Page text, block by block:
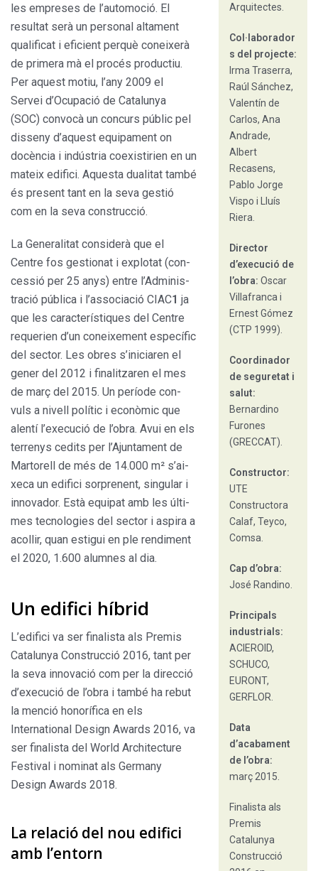
Arquitectes.
Col·laborador
s del projecte:
Irma Traserra,
Raúl Sánchez,
Valentín de
Carlos, Ana
Andrade,
Albert
Recasens,
Pablo Jorge
Vispo i Lluís
Riera.
Director
d’execució de
l’obra: Oscar
Villafranca i
Ernest Gómez
(CTP 1999).
Coordinador
de seguretat i
salut:
Bernardino
Furones
(GRECCAT).
Constructor:
UTE
Constructora
Calaf, Teyco,
Comsa.
Cap d’obra:
José Randino.
Principals
industrials:
ACIEROID,
SCHUCO,
EURONT,
GERFLOR.
Data
d’acabament
de l’obra:
març 2015.
Finalista als
Premis
Catalunya
Construcció
les empreses de l’automoció. El
resultat serà un personal altament
qualificat i eficient perquè coneixerà
de primera mà el procés produc­tiu.
Per aquest motiu, l’any 2009 el
Servei d’Ocupació de Catalunya
(SOC) convocà un concurs públic pel
disseny d’aquest equipament on
docència i indústria coexistirien en un
mateix edifici. Aquesta duali­tat també
és present tant en la seva gestió
com en la seva construcció.
La Generalitat considerà que el
Centre fos gestionat i explotat (con­
cessió per 25 anys) entre l’Adminis­
tració pública i l’associació CIAC1 ja
que les característiques del Centre
requerien d’un coneixement espe­cífic
del sector. Les obres s’iniciaren el
gener del 2012 i finalitzaren el mes
de març del 2015. Un període con­
vuls a nivell polític i econòmic que
alentí l’execució de l’obra. Avui en els
terrenys cedits per l’Ajuntament de
Martorell de més de 14.000 m² s’ai­
xeca un edifici sorprenent, singular i
innovador. Està equipat amb les últi­
mes tecnologies del sector i aspira a
acollir, quan estigui en ple rendiment
el 2020, 1.600 alumnes al dia.
Un edifici híbrid
L’edifici va ser finalista als Premis
Catalunya Construc­ció 2016, tant per
la seva innovació com per la direcció
d’execució de l’obra i també ha rebut
la menció hono­rífica en els
International Design Awards 2016, va
ser finalista del World Architecture
Festival i nominat als Germany
Design Awards 2018.
La relació del nou edifici
amb l’entorn